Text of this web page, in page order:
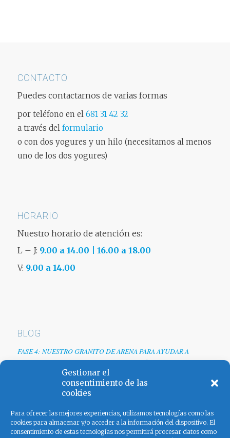
Gestionar el
consentimiento de las
cookies
Para ofrecer las mejores experiencias, utilizamos tecnologías como las
cookies para almacenar y/o acceder a la información del dispositivo. El
consentimiento de estas tecnologías nos permitirá procesar datos como
CONTACTO
Puedes contactarnos de varias formas
por teléfono en el 681 31 42 32
a través del formulario
o con dos yogures y un hilo (necesitamos al menos
uno de los dos yogures)
HORARIO
Nuestro horario de atención es:
L – J: 9.00 a 14.00 | 16.00 a 18.00
V: 9.00 a 14.00
BLOG
FASE 4: NUESTRO GRANITO DE ARENA PARA AYUDAR A
EMPRESAS TRAS LA CRISIS DEL COVID-19
Renovamos web